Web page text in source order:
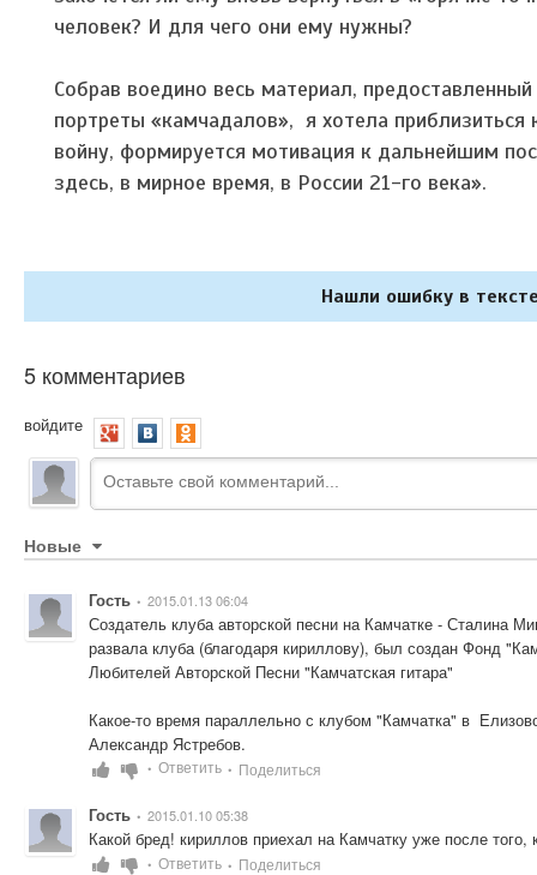
человек? И для чего они ему нужны?
Собрав воедино весь материал,
портреты «камчадалов», я хотела
войну, формируется мотивация к дальнейшим
здесь, в мирное время, в России 21-го века».
Нашли ошибку в
5 комментариев
войдите
Новые
Гость • 2015.01.13 06:04
Создатель клуба авторской песни на Камчатке - Сталина
развала клуба (благодаря кириллову), был создан Фонд
Любителей Авторской Песни "Камчатская гитара"
Какое-то время параллельно с клубом "Камчатка" в
Александр Ястребов.
• Ответить • Поделиться
Гость • 2015.01.10 05:38
Какой бред! кириллов приехал на Камчатку уже после
• Ответить • Поделиться